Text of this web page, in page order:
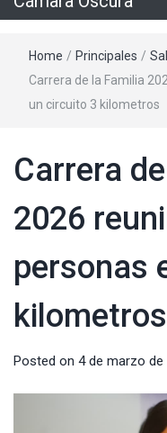
Home / Principales /
Carrera de la Familia
un circuito 3 kilometros
Carrera
2026
personas
kilometros
Posted on 4 de marzo de